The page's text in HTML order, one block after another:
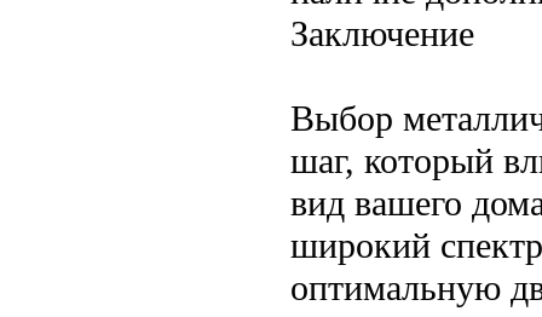
Заключение
Выбор
шаг, который
вид вашего
широкий
оптимальную